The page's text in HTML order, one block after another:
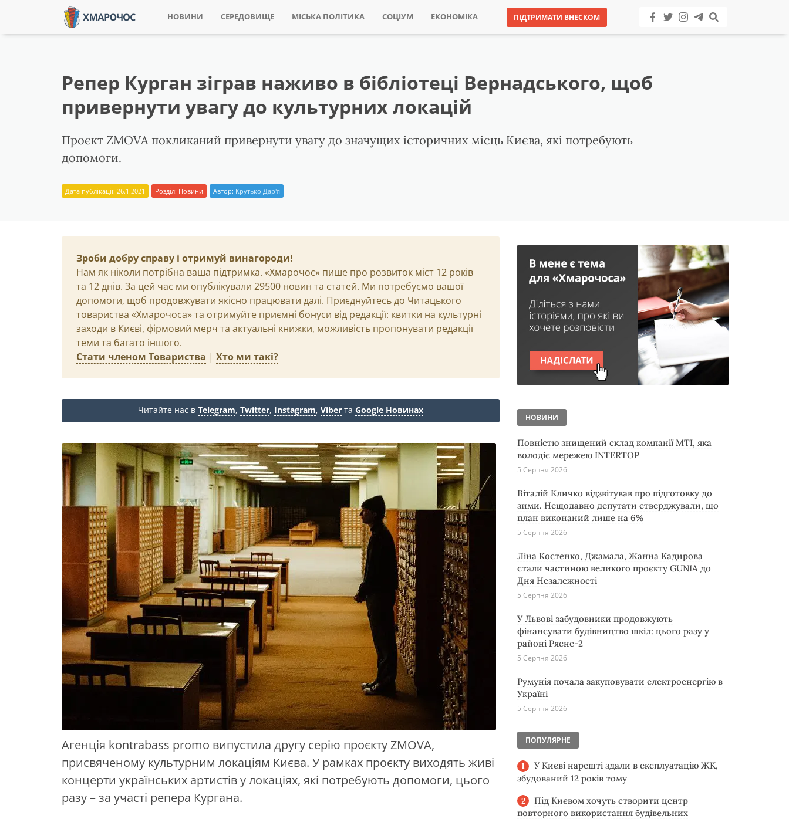
НОВИНИ СЕРЕДОВИЩЕ МІСЬКА ПОЛІТИКА СОЦІУМ ЕКОНОМІКА ПІДТРИМАТИ ВНЕСКОМ
Репер Курган зіграв наживо в бібліотеці Вернадського, щоб
привернути увагу до культурних локацій
Проєкт ZMOVA покликаний привернути увагу до значущих історичних місць Києва, які потребують
допомоги.
Дата публікації: 26.1.2021 Розділ: Новини Автор: Крутько Дар'я
Зроби добру справу і отримуй винагороди!
Нам як ніколи потрібна ваша підтримка. «Хмарочос» пише про розвиток міст 12 років
та 12 днів. За цей час ми опублікували 29500 новин та статей. Ми потребуємо вашої
допомоги, щоб продовжувати якісно працювати далі. Приєднуйтесь до Читацького
товариства «Хмарочоса» та отримуйте приємні бонуси від редакції: квитки на культурні
заходи в Києві, фірмовий мерч та актуальні книжки, можливість пропонувати редакції
теми та багато іншого.
Стати членом Товариства | Хто ми такі?
Читайте нас в Telegram, Twitter, Instagram, Viber та Google Новинах
Агенція kontrabass promo випустила другу серію проєкту ZMOVA,
присвяченому культурним локаціям Києва. У рамках проєкту виходять живі
концерти українських артистів у локаціях, які потребують допомоги, цього
разу – за участі репера Кургана.
НОВИНИ
Повністю знищений склад компанії MTI, яка
володіє мережею INTERTOP
5 Серпня 2026
Віталій Кличко відзвітував про підготовку до
зими. Нещодавно депутати стверджували, що
план виконаний лише на 6%
5 Серпня 2026
Ліна Костенко, Джамала, Жанна Кадирова
стали частиною великого проєкту GUNIA до
Дня Незалежності
5 Серпня 2026
У Львові забудовники продовжують
фінансувати будівництво шкіл: цього разу у
районі Рясне-2
5 Серпня 2026
Румунія почала закуповувати електроенергію в
Україні
5 Серпня 2026
ПОПУЛЯРНЕ
У Києві нарешті здали в експлуатацію ЖК,
збудований 12 років тому
Під Києвом хочуть створити центр
повторного використання будівельних